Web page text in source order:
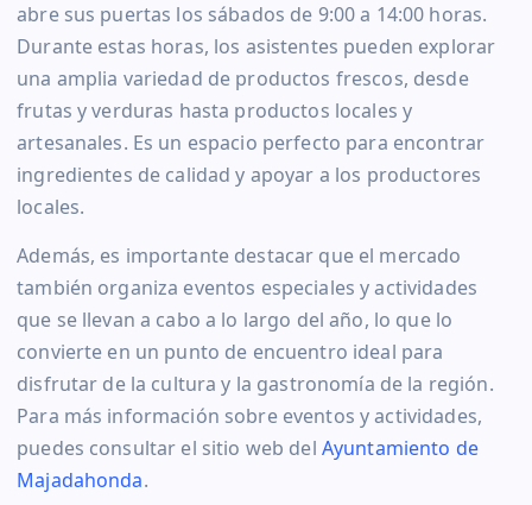
abre sus puertas los sábados de 9:00 a 14:00 horas.
Durante estas horas, los asistentes pueden explorar
una amplia variedad de productos frescos, desde
frutas y verduras hasta productos locales y
artesanales. Es un espacio perfecto para encontrar
ingredientes de calidad y apoyar a los productores
locales.
Además, es importante destacar que el mercado
también organiza eventos especiales y actividades
que se llevan a cabo a lo largo del año, lo que lo
convierte en un punto de encuentro ideal para
disfrutar de la cultura y la gastronomía de la región.
Para más información sobre eventos y actividades,
puedes consultar el sitio web del Ayuntamiento de
Majadahonda.